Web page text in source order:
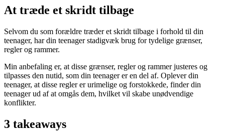
At træde et skridt tilbage
Selvom du som forældre træder et skridt tilbage i forhold til din
teenager, har din teenager stadigvæk brug for tydelige grænser,
regler og rammer.
Min anbefaling er, at disse grænser, regler og rammer justeres og
tilpasses den nutid, som din teenager er en del af. Oplever din
teenager, at disse regler er urimelige og forstokkede, finder din
teenager ud af at omgås dem, hvilket vil skabe unødvendige
konflikter.
3 takeaways